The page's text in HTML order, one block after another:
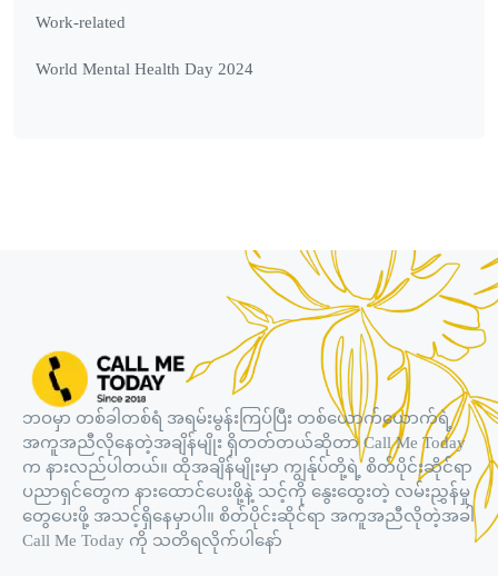
Work-related
World Mental Health Day 2024
ဘဝမှာ တစ်ခါတစ်ရံ အရမ်းမွန်းကြပ်ပြီး တစ်ယောက်ယောက်ရဲ့
အကူအညီလိုနေတဲ့အချိန်မျိုး ရှိတတ်တယ်ဆိုတာ Call Me Today
က နားလည်ပါတယ်။ ထိုအချိန်မျိုးမှာ ကျွန်ုပ်တို့ရဲ့ စိတ်ပိုင်းဆိုင်ရာ
ပညာရှင်တွေက နားထောင်ပေးဖို့နဲ့ သင့်ကို နွေးထွေးတဲ့ လမ်းညွှန်မှု
တွေပေးဖို့ အသင့်ရှိနေမှာပါ။ စိတ်ပိုင်းဆိုင်ရာ အကူအညီလိုတဲ့အခါ
Call Me Today ကို သတိရလိုက်ပါနော်